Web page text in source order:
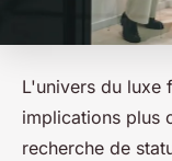
L'univers du luxe
implications plus
recherche de